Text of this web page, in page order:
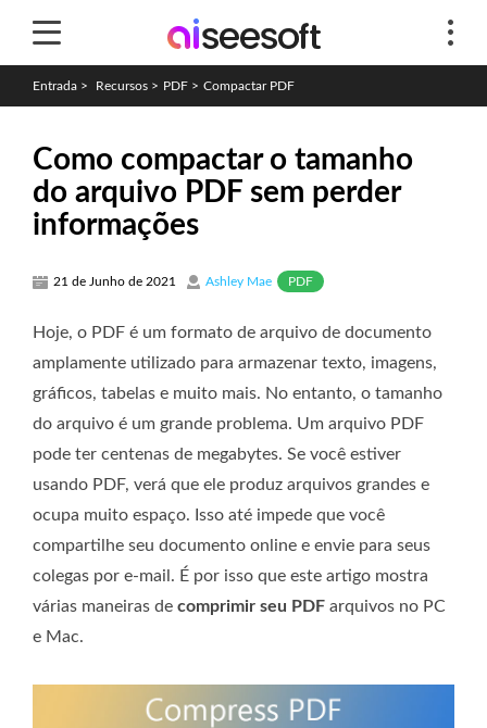
Entrada > Recursos > PDF > Compactar PDF
Como compactar o tamanho
do arquivo PDF sem perder
informações
21 de Junho de 2021 Ashley Mae PDF
Hoje, o PDF é um formato de arquivo de documento
amplamente utilizado para armazenar texto, imagens,
gráficos, tabelas e muito mais. No entanto, o tamanho
do arquivo é um grande problema. Um arquivo PDF
pode ter centenas de megabytes. Se você estiver
usando PDF, verá que ele produz arquivos grandes e
ocupa muito espaço. Isso até impede que você
compartilhe seu documento online e envie para seus
colegas por e-mail. É por isso que este artigo mostra
várias maneiras de comprimir seu PDF arquivos no PC
e Mac.